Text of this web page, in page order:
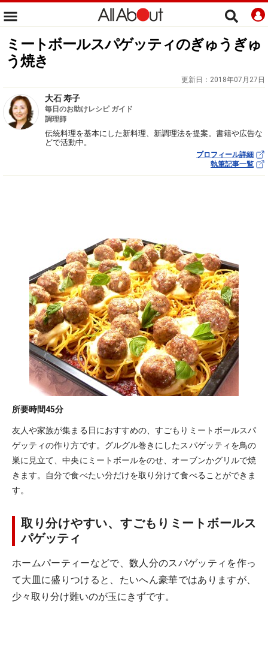
ミートボールスパゲッティのぎゅうぎゅ
う焼き
更新日： 2018年07月27日
大石 寿子
毎日のお助けレシピ ガイド
調理師
伝統料理を基本にした新料理、新調理法を提案。書籍や広告な
どで活動中。
プロフィール詳細
執筆記事一覧
所要時間45分
友人や家族が集まる日におすすめの、すごもりミートボールスパ
ゲッティの作り方です。グルグル巻きにしたスパゲッティを鳥の
巣に見立て、中央にミートボールをのせ、オーブンかグリルで焼
きます。自分で食べたい分だけを取り分けて食べることができま
す。
取り分けやすい、すごもりミートボールス
パゲッティ
ホームパーティーなどで、数人分のスパゲッティを作っ
て大皿に盛りつけると、たいへん豪華ではありますが、
少々取り分け難いのが玉にきずです。